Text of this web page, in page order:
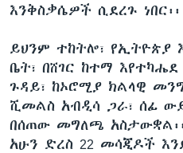
እንቅስቃሴዎች ሲደረጉ ነበር፡፡
ይህንም ተከትሎ፣ የኢትዮጵያ
ቤት፣ በሸገር ከተማ
ጉዳይ፣ ከኦሮሚያ ክልላዊ
ሺመልስ አብዲሳ ጋራ፣ ሰፊ
በሰጠው መግለጫ
አሁን ድረስ 22 መሳጂዶች